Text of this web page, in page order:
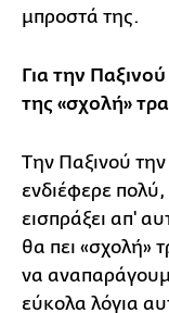
μπροστά της.
Για την Παξινού
της «σχολή»
Την Παξινού
ενδιέφερε
εισπράξει απ'
θα πει «σχολή»
να
εύκολα λόγια